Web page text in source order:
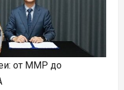
от ММР до